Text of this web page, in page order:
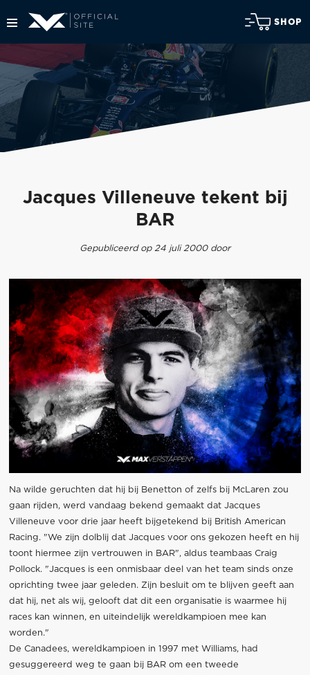
SHOP
Jacques Villeneuve tekent bij
BAR
Gepubliceerd op 24 juli 2000 door
Na wilde geruchten dat hij bij Benetton of zelfs bij McLaren zou
gaan rijden, werd vandaag bekend gemaakt dat Jacques
Villeneuve voor drie jaar heeft bijgetekend bij British American
Racing. "We zijn dolblij dat Jacques voor ons gekozen heeft en hij
toont hiermee zijn vertrouwen in BAR", aldus teambaas Craig
Pollock. "Jacques is een onmisbaar deel van het team sinds onze
oprichting twee jaar geleden. Zijn besluit om te blijven geeft aan
dat hij, net als wij, gelooft dat dit een organisatie is waarmee hij
races kan winnen, en uiteindelijk wereldkampioen mee kan
worden."
De Canadees, wereldkampioen in 1997 met Williams, had
gesuggereerd weg te gaan bij BAR om een tweede